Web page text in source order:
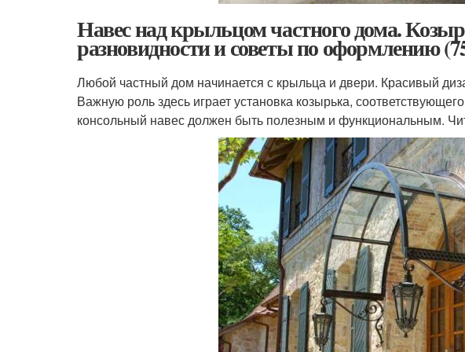
Навес над крыльцом частного дома.
разновидности и советы по оформлению
Любой частный дом начинается с крыльца и двери. Красивый
Важную роль здесь играет установка козырька,
консольный навес должен быть полезным и функциональным.